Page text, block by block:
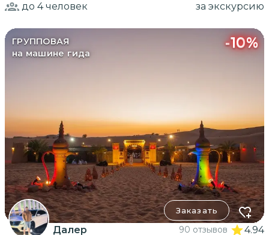
до 4человек за экскурсию
ГРУППОВАЯ
на машине гида
-10%
Заказать
Далер 90 отзывов 4.94